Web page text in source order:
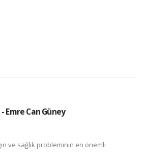
Emre Can Güney
ve sağlık probleminin en önemli